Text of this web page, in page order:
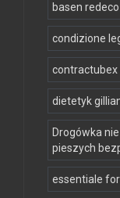
basen
condizione
contractubex
dietetyk
Drogówka
pieszych
essentiale